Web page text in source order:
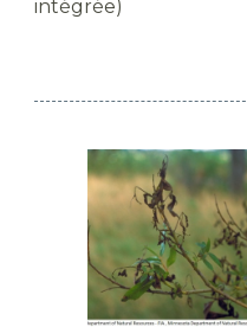
intégrée)